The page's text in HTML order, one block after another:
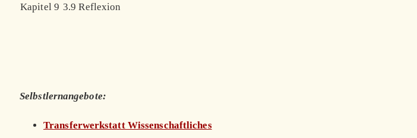
Kapitel 9 3.9 Reflexion
Selbstlernangebote:
Transferwerkstatt Wissenschaftliches